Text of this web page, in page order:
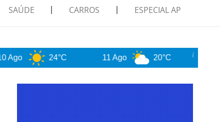
SAÚDE CARROS ESPECIAL AP
24°C 11 Ago 20°C 12 Ago